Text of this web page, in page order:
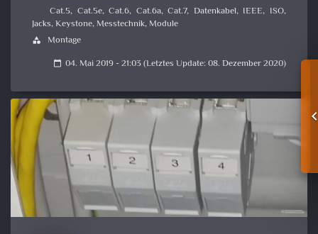
Cat.5, Cat.5e,Cat.6, Cat.6a,Cat.7, Datenkabel, IEEE, ISO,
Jacks,Keystone, Messtechnik, Module
category Montage
calendar_today 04. Mai 2019 - 21:03 (Letztes Update: 08. Dezember 2020)